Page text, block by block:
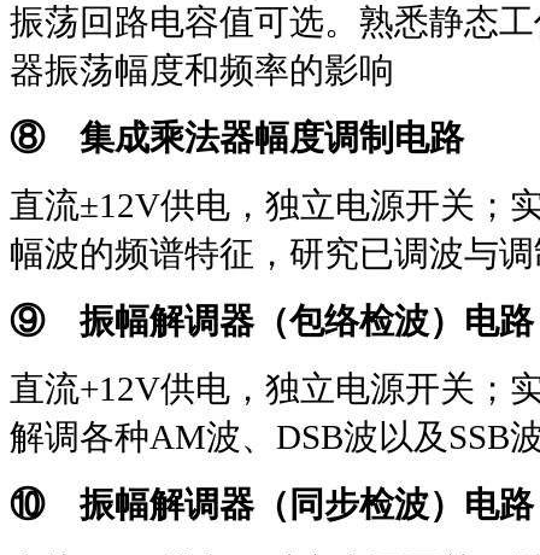
振荡回路电容值可选。熟悉静态
器振荡幅度和频率的影响
⑧ 集成乘法器幅度调制电路
直流±12V供电，独立电源开关；
幅波的频谱特征，研究已调波与
⑨ 振幅解调器（包络检波）电路
直流+12V供电，独立电源开关；
解调各种AM波、 DSB波以及 SSB
⑩ 振幅解调器（同步检波）电路